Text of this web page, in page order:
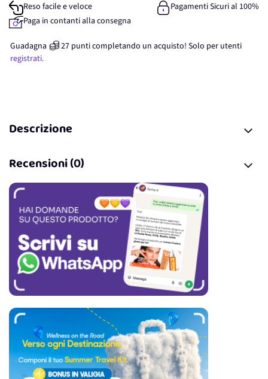
Reso facile e veloce
Pagamenti Sicuri al 100%
Paga in contanti alla consegna
Guadagna 27 punticompletando un acquisto! Solo per utenti
registrati.
Descrizione
Recensioni (0)